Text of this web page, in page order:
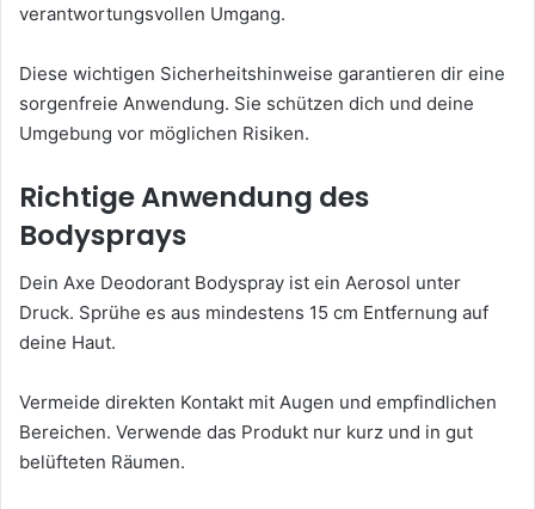
verantwortungsvollen Umgang.
Diese wichtigen Sicherheitshinweise garantieren dir eine
sorgenfreie Anwendung. Sie schützen dich und deine
Umgebung vor möglichen Risiken.
Richtige Anwendung des
Bodysprays
Dein Axe Deodorant Bodyspray ist ein Aerosol unter
Druck. Sprühe es aus mindestens 15 cm Entfernung auf
deine Haut.
Vermeide direkten Kontakt mit Augen und empfindlichen
Bereichen. Verwende das Produkt nur kurz und in gut
belüfteten Räumen.